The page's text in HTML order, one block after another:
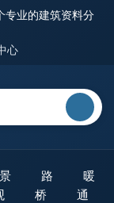
业的建筑资料分
心
景
路
桥
暖
通